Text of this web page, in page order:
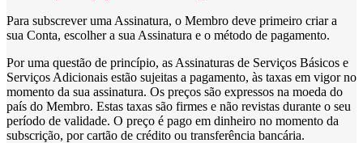
Para subscrever uma Assinatura, o Membro deve primeiro criar a
sua Conta, escolher a sua Assinatura e o método de pagamento.
Por uma questão de princípio, as Assinaturas de Serviços Básicos e
Serviços Adicionais estão sujeitas a pagamento, às taxas em vigor no
momento da sua assinatura. Os preços são expressos na moeda do
país do Membro. Estas taxas são firmes e não revistas durante o seu
período de validade. O preço é pago em dinheiro no momento da
subscrição, por cartão de crédito ou transferência bancária.